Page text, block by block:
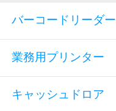
バーコードリーダー
業務用プリンター
キャッシュドロア